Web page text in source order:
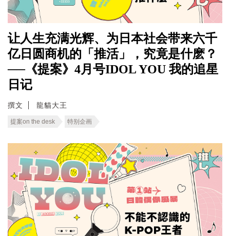
让人生充满光辉、为日本社会带来六千
亿日圆商机的「推活」，究竟是什麽？
──《提案》4月号IDOL YOU 我的追星
日记
撰文 龍貓大王
提案on the desk 特别企画